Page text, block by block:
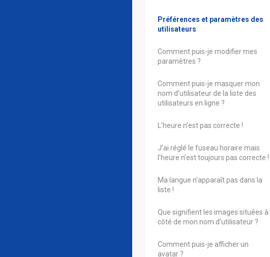
Préférences et paramètres des
utilisateurs
Comment puis-je modifier mes
paramètres ?
Comment puis-je masquer mon
nom d’utilisateur de la liste des
utilisateurs en ligne ?
L’heure n’est pas correcte !
J’ai réglé le fuseau horaire mais
l’heure n’est toujours pas correcte !
Ma langue n’apparaît pas dans la
liste !
Que signifient les images situées à
côté de mon nom d’utilisateur ?
Comment puis-je afficher un
avatar ?